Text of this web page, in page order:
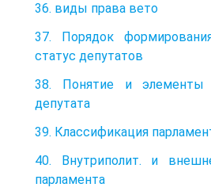
36. виды права вето
37. Порядок
статус депутатов
38. Понятие и элементы
депутата
39. Классификация
40. Внутриполит. и
парламента